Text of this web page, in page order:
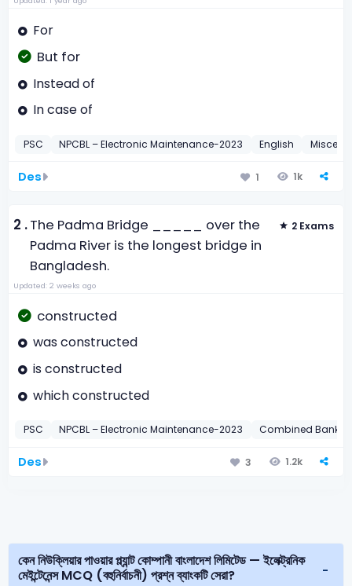
For
But for
Instead of
In case of
PSC NPCBL – Electronic Maintenance-2023 English
Des 1 1k
2 .The Padma Bridge _____ over the
Padma River is the longest bridge in
Bangladesh.
2 Exams
Updated: 2 weeks ago
constructed
was constructed
is constructed
which constructed
PSC NPCBL – Electronic Maintenance-2023 Combined Bank
Des 3 1.2k
কেন নিউক্লিয়ার পাওয়ার প্ল্যান্ট কোম্পানী বাংলাদেশ লিমিটেড — ইলেক্ট্রনিক
মেইন্টেনেন্স MCQ (বহুনির্বাচনী) প্রশ্ন ব্যাংকটি সেরা?